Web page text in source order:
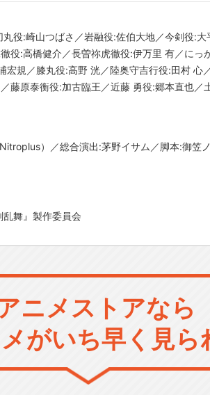
役:崎山つばさ／岩融役:佐伯大地／今剣役:
役:高橋健介／長曽祢虎徹役:伊万里 有／に
宏規／膝丸役:高野 洸／陸奥守吉行役:田村 心
藤原泰衡役:加古臨王／近藤 勇役:郷本直也
）／総合演出:茅野イサム／脚本:御笠
舞』製作委員会
ニメストアなら
がいち早く見ら